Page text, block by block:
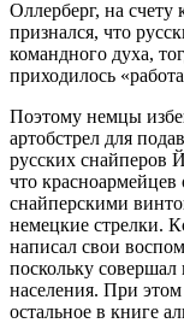
Оллерберг, на счету
признался, что
командного духа,
приходилось
Поэтому немцы
артобстрел для
русских снайперов
что
снайперскими
немецкие стрелки.
написал свои
поскольку совершал
населения. При этом
остальное в книге